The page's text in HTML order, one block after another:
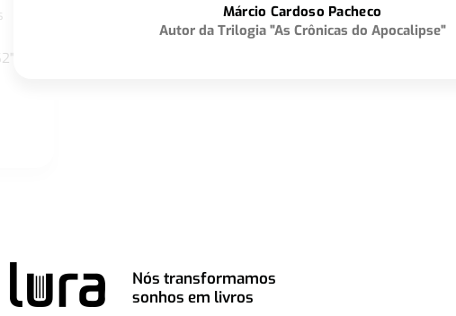
Márcio Cardoso Pacheco
Autor da Trilogia "As Crônicas do Apocalipse"
Nós transformamos
sonhos em livros